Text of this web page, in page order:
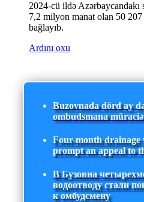
2024-cü ildə Azərbaycandakı
7,2 milyon manat olan 50
bağlayıb.
Ardını oxu
Buzovnada dörd ay
ombudsmana
Four-month drainage
prompt an appeal to
В Бузовна
водоотводу стали
к омбудсмену